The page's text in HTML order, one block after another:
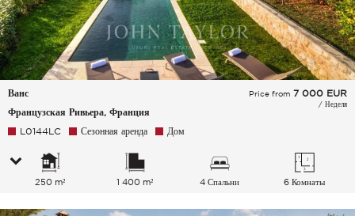
Ванс
Французская Ривьера, Франция
Price from 7 000 EUR
/ Неделя
L0144LC Сезонная аренда Дом
250 m² 1 400 m² 4 Спальни 6 Комнаты